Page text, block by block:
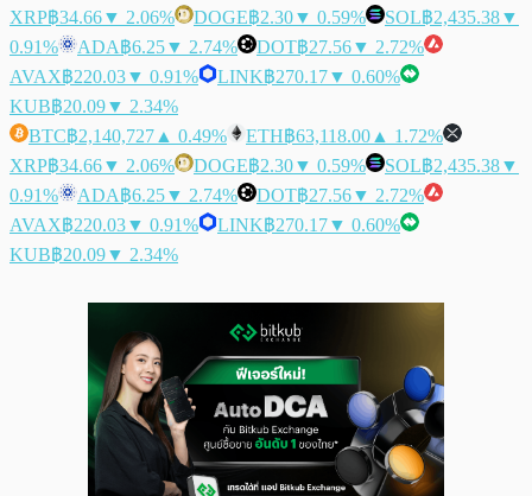
XRP฿34.66▼ 2.06% DOGE฿2.30▼ 0.59% SOL฿2,435.38▼
0.91%
ADA฿6.25▼ 2.74% DOT฿27.56▼ 2.72%
AVAX฿220.03▼ 0.91% LINK฿270.17▼ 0.60%
KUB฿20.09▼ 2.34%
BTC฿2,140,727 ▲ 0.49% ETH฿63,118.00 ▲ 1.72%
XRP฿34.66▼ 2.06% DOGE฿2.30▼ 0.59% SOL฿2,435.38▼
0.91%
ADA฿6.25▼ 2.74% DOT฿27.56▼ 2.72%
AVAX฿220.03▼ 0.91% LINK฿270.17▼ 0.60%
KUB฿20.09▼ 2.34%